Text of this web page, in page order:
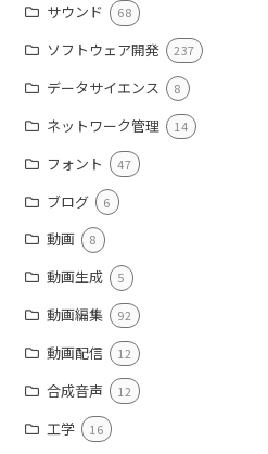
サウンド 68
ソフトウェア開発 237
データサイエンス 8
ネットワーク管理 14
フォント 47
ブログ 6
動画 8
動画生成 5
動画編集 92
動画配信 12
合成音声 12
工学 16